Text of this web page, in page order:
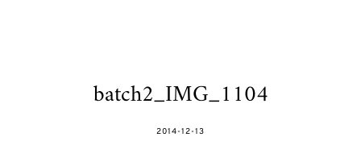
batch2_IMG_1104
POSTED
2014-12-13